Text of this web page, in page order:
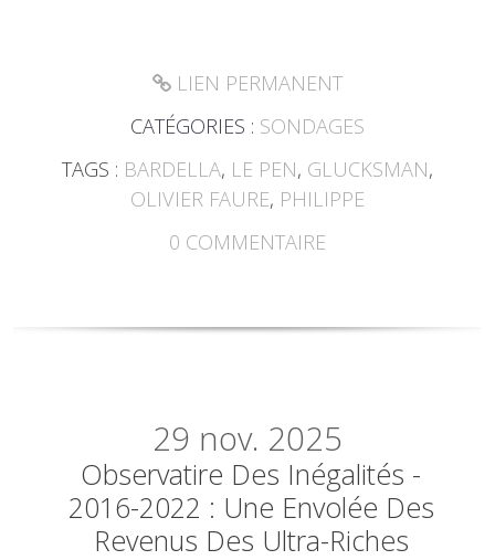
LIEN PERMANENT
CATÉGORIES : SONDAGES
TAGS : BARDELLA, LE PEN, GLUCKSMAN,
OLIVIER FAURE, PHILIPPE
0 COMMENTAIRE
29 nov. 2025
Observatire Des Inégalités -
2016-2022 : Une Envolée Des
Revenus Des Ultra-Riches